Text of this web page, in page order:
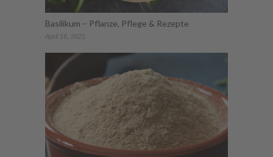
Basilikum – Pflanze, Pflege & Rezepte
April 16, 2021